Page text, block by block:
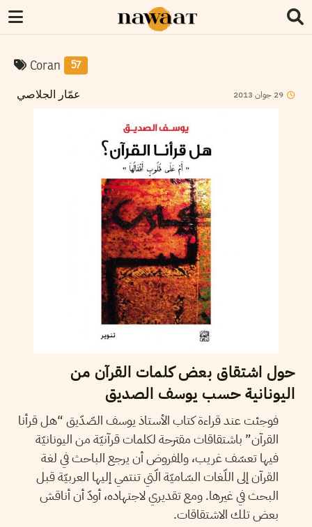
Coran 57
عمّار الجلاصي 29 جوان 2013
حول اشتقاق بعض كلمات القرآن من
اليونانية حسب يوسف الصديق
فوجئت عند قراءة كتاب الأستاذ يوسف الصّدّيق “هل قرأنا
القرآن” باشتقاقات مقترحة لكلمات قرآنيّة من اليونانيّة
فيها تعسّف غريب، والمفروض أن يرجع الباحث في لغة
القرآن إلى اللّغات السّاميّة الّتي تنتمي إليها العربيّة قبل
البحث في غيرها. ومع تقديري لاجتهاده، أودّ أن أناقش
بعض تلك الاشتقاقات.